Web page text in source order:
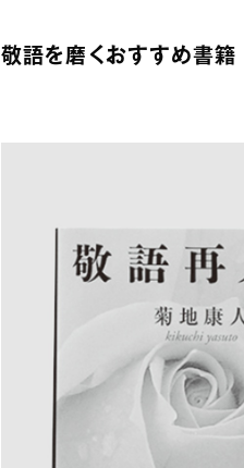
敬語を磨くおすすめ書籍